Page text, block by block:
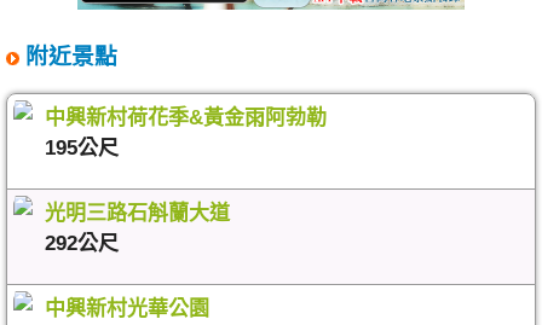
附近景點
中興新村荷花季&黃金雨阿勃勒
195公尺
光明三路石斛蘭大道
292公尺
中興新村光華公園